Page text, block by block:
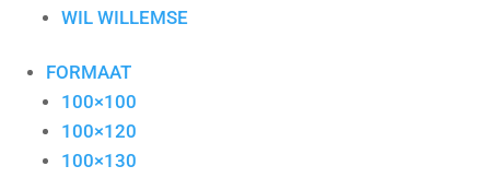
WIL WILLEMSE
FORMAAT
100×100
100×120
100×130